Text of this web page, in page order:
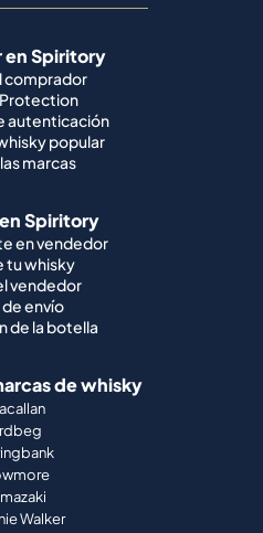
en Spiritory
comprador
autenticación
popular
marcas
Spiritory
en vendedor
tu whisky
vendedor
de envío
de la botella
de whisky
Walker